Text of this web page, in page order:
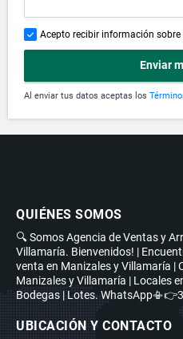
Acepto recibir información
Enviar
Al enviar tus datos aceptas los
QUIÉNES SOMOS
🔍 Somos Agencia de Ventas y
Villamaría. Bienvenidos! |
venta en Manizales y Villamaría |
Manizales y Villamaría | Locales
Bodegas | Lotes.
UBICACIÓN Y CONTACTO